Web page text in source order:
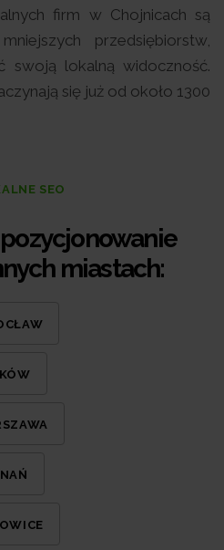
firm w Chojnicach są
przedsiębiorstw,
swoją lokalną widoczność.
się już od około 1300
SEO
miastach: